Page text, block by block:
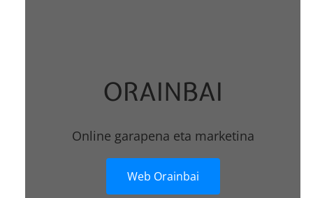
ORAINBAI
Online garapena eta marketina
Web Orainbai